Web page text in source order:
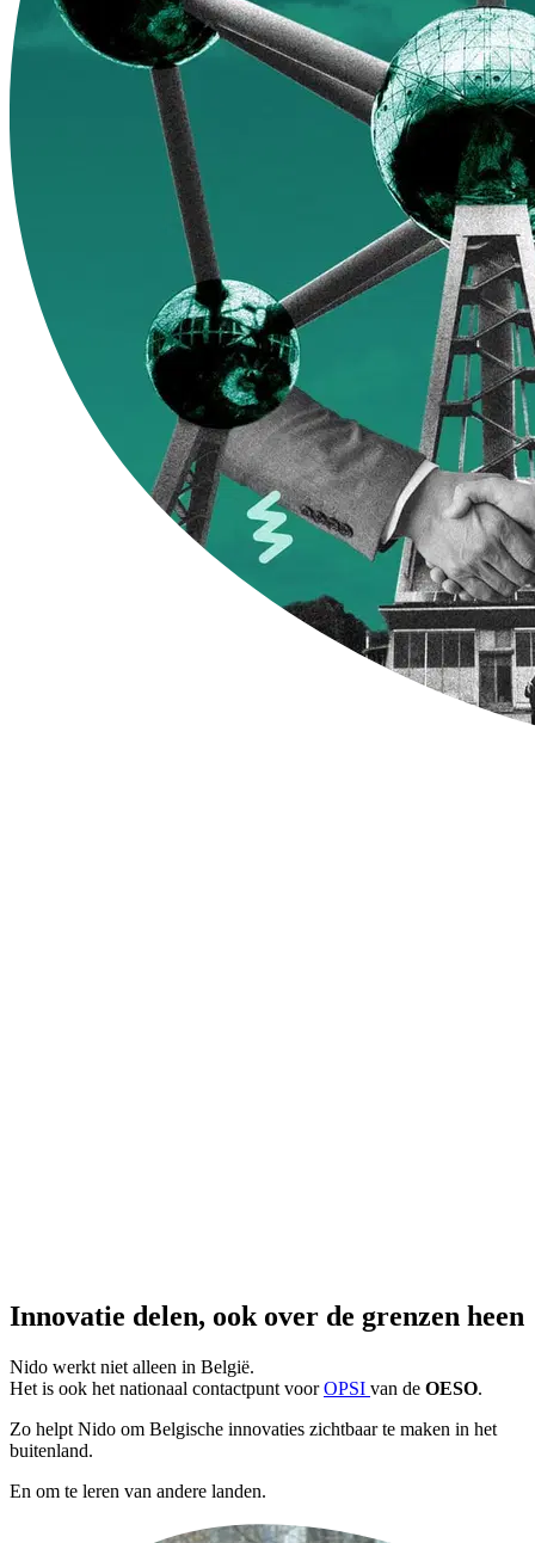
Innovatie delen, ook over de grenzen heen
Nido werkt niet alleen in België.
Het is ook het nationaal contactpunt voorOPSI van de OESO.
Zo helpt Nido om Belgische innovaties zichtbaar te maken in het
buitenland.
En om te leren van andere landen.